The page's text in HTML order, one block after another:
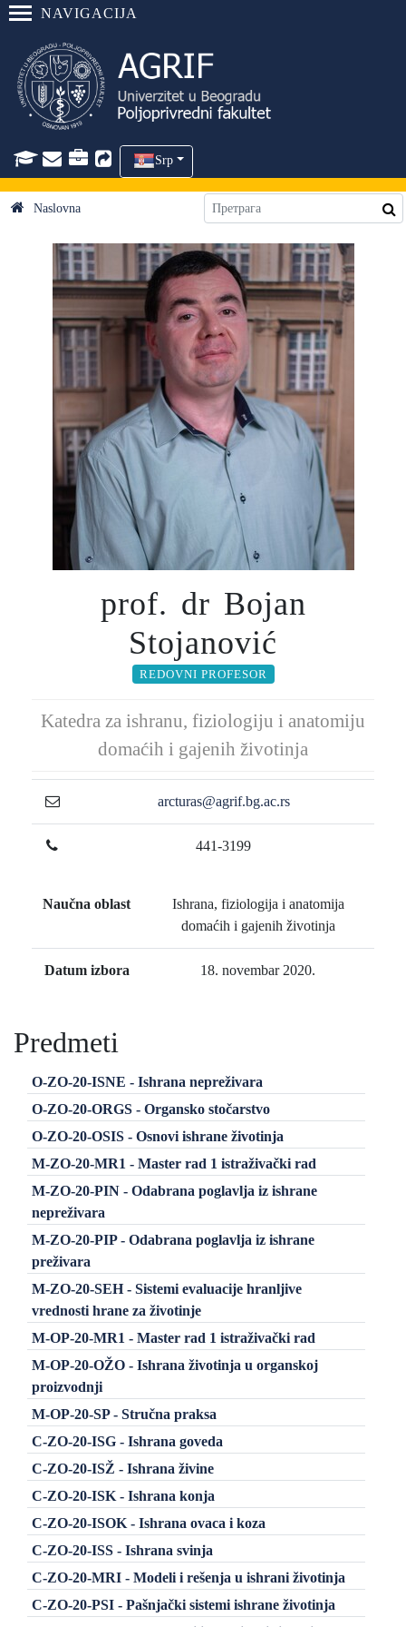
NAVIGACIJA
Srp
Naslovna
prof. dr Bojan
Stojanović
REDOVNI PROFESOR
Katedra za ishranu, fiziologiju i anatomiju
domaćih i gajenih životinja
arcturas@agrif.bg.ac.rs
441-3199
Naučna oblast
Ishrana, fiziologija i anatomija
domaćih i gajenih životinja
Datum izbora 18. novembar 2020.
Predmeti
O-ZO-20-ISNE - Ishrana nepreživara
O-ZO-20-ORGS - Organsko stočarstvo
O-ZO-20-OSIS - Osnovi ishrane životinja
M-ZO-20-MR1 - Master rad 1 istraživački rad
M-ZO-20-PIN - Odabrana poglavlja iz ishrane
nepreživara
M-ZO-20-PIP - Odabrana poglavlja iz ishrane
preživara
M-ZO-20-SEH - Sistemi evaluacije hranljive
vrednosti hrane za životinje
M-OP-20-MR1 - Master rad 1 istraživački rad
M-OP-20-OŽO - Ishrana životinja u organskoj
proizvodnji
M-OP-20-SP - Stručna praksa
C-ZO-20-ISG - Ishrana goveda
C-ZO-20-ISŽ - Ishrana živine
C-ZO-20-ISK - Ishrana konja
C-ZO-20-ISOK - Ishrana ovaca i koza
C-ZO-20-ISS - Ishrana svinja
C-ZO-20-MRI - Modeli i rešenja u ishrani životinja
C-ZO-20-PSI - Pašnjački sistemi ishrane životinja